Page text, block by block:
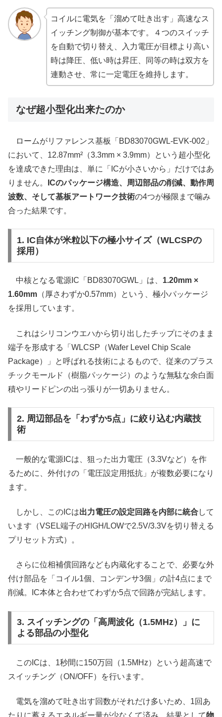
コイルに電気を「溜めて吐き出す」高速なス
イッチング制御が基本です。４つのスイッチ
を自動で切り替え、入力電圧が目標より高い
時は降圧、低い時は昇圧、同等の時は双方を
連動させ、常に一定電圧を維持します。
なぜ超小型化出来たのか
ロームがリファレンス基板「BD83070GWL-EVK-002」
において、12.87mm²（3.3mm × 3.9mm）という超小型化
を達成できた理由は、単に「ICが小さいから」だけではあ
りません。
ICのパッケージ構造、周辺部品の削減、動作周
波数、そして基板アートワーク技術の4つが極限まで噛み
合った結果です。
1. IC自体が米粒以下の極小サイズ（WLCSPの
採用）
中核となる電源IC「BD83070GWL」は、 1.20mm ×
1.60mm （厚さわずか0.57mm）という、極小パッケージ
を採用しています。
これはシリコンウエハから切り出したチップにそのまま
端子を形成する「WLCSP（Wafer Level Chip Scale
Package）」と呼ばれる技術によるもので、従来のプラス
チックモールド（樹脂パッケージ）のような無駄な余白面
積やリードピンの出っ張りが一切ありません。
2. 周辺部品を「わずか5点」に絞り込む内蔵技
術
一般的な電源ICは、狙った出力電圧（3.3Vなど）を作
るために、外付けの「電圧設定用抵抗」が複数必要になり
ます。
しかし、このICは出力電圧の設定回路を内部に統合して
います（VSEL端子のHIGH/LOWで2.5V/3.3Vを切り替える
プリセット方式）。
さらに位相補償回路なども内蔵化することで、必要な外
付け部品を「コイル1個、コンデンサ3個」の計4点にまで
削減。IC本体と合わせてわずか5点で回路が完結します。
3. スイッチングの「高周波化（1.5MHz）」に
よる部品の小型化
このICは、1秒間に150万回（1.5MHz）という超高速で
スイッチング（ON/OFF）を行います。
電気を溜めて吐き出す回数がそれだけ多いため、1回あ